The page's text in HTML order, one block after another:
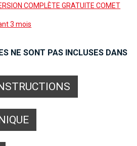
COMPLÈTE GRATUITE COMET
3 mois
NE SONT PAS INCLUSES DANS